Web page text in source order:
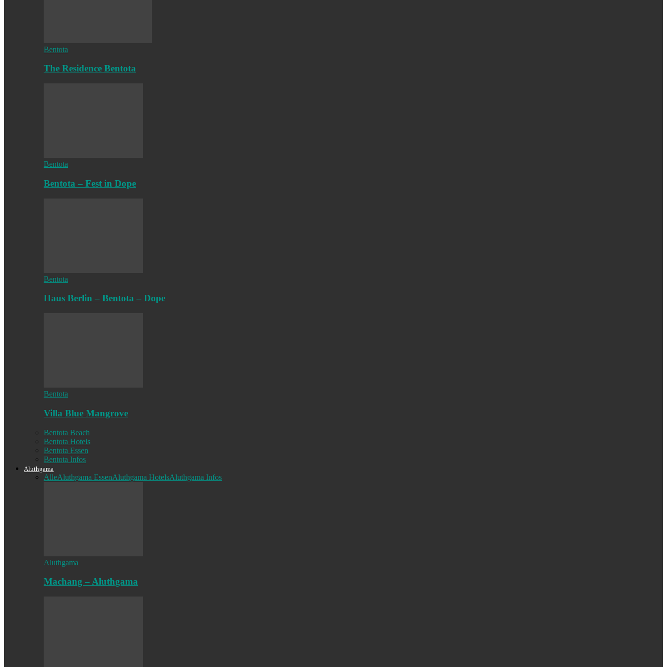
Bentota
The Residence Bentota
Bentota
Bentota – Fest in Dope
Bentota
Haus Berlin – Bentota – Dope
Bentota
Villa Blue Mangrove
Bentota Beach
Bentota Hotels
Bentota Essen
Bentota Infos
Aluthgama
AlleAluthgama EssenAluthgama HotelsAluthgama Infos
Aluthgama
Machang – Aluthgama